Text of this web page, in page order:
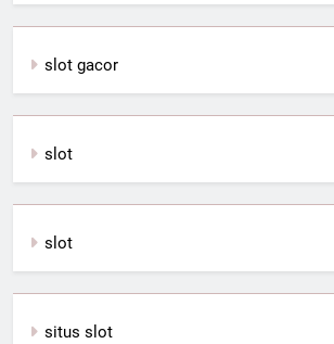
slot gacor
slot
slot
situs slot